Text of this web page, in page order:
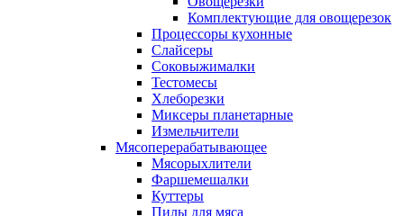
Комплектующие для овощерезок
Процессоры кухонные
Слайсеры
Соковыжималки
Тестомесы
Хлеборезки
Миксеры планетарные
Измельчители
Мясоперерабатывающее
Мясорыхлители
Фаршемешалки
Куттеры
Пилы для мяса